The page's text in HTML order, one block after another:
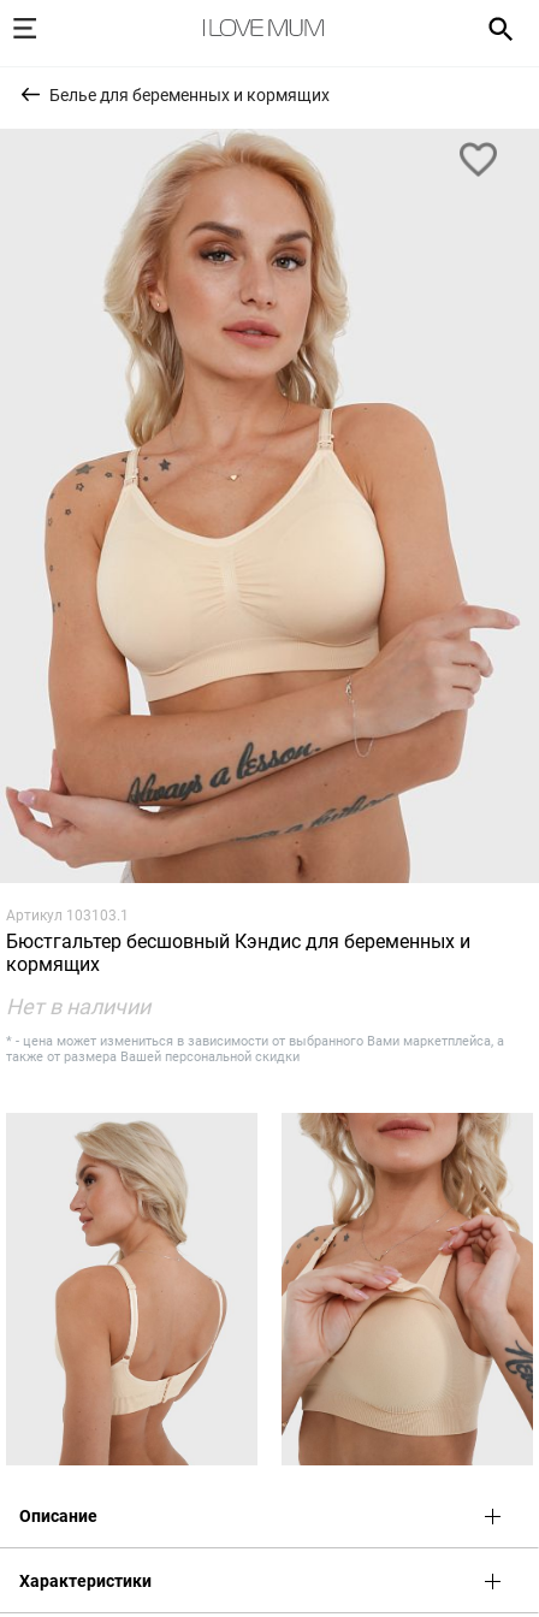
Белье для беременных и кормящих
Артикул 103103.1
Бюстгальтер бесшовный Кэндис для беременных и
кормящих
Нет в наличии
* - цена может измениться в зависимости от выбранного Вами маркетплейса, а
также от размера Вашей персональной скидки
Описание
Тип:
Материал:90% нейлон, 10% спандекс
Характеристики